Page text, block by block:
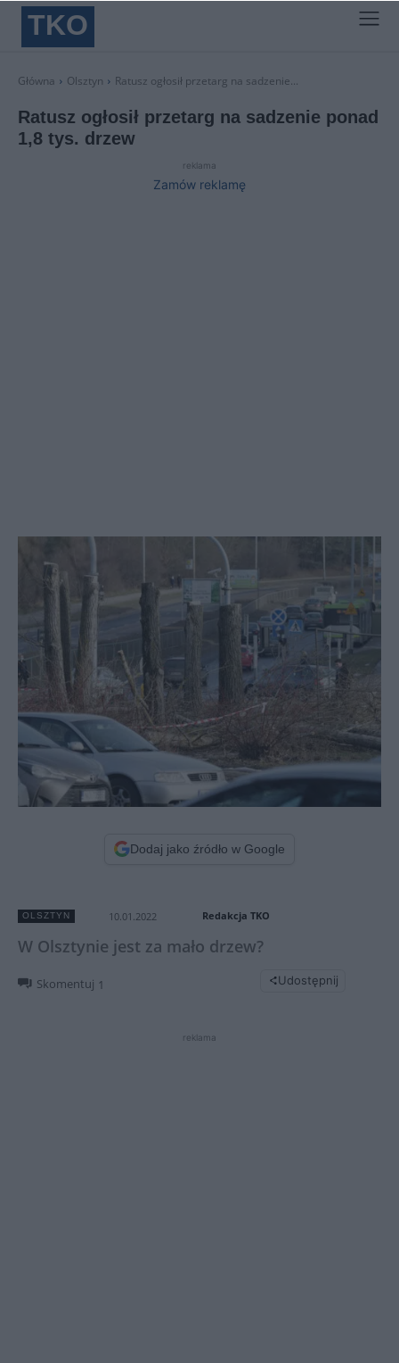
TKO
Główna Olsztyn Ratusz ogłosił przetarg na sadzenie...
Ratusz ogłosił przetarg na sadzenie ponad
1,8 tys. drzew
reklama
Zamów reklamę
Dodaj jako źródło w Google
OLSZTYN 10.01.2022 Redakcja TKO
W Olsztynie jest za mało drzew?
Skomentuj 1 Udostępnij
reklama